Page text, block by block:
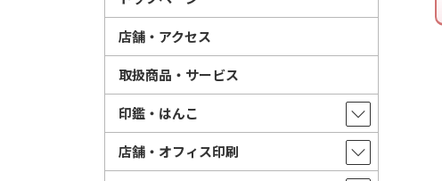
店舗・アクセス
取扱商品・サービス
印鑑・はんこ
店舗・オフィス印刷